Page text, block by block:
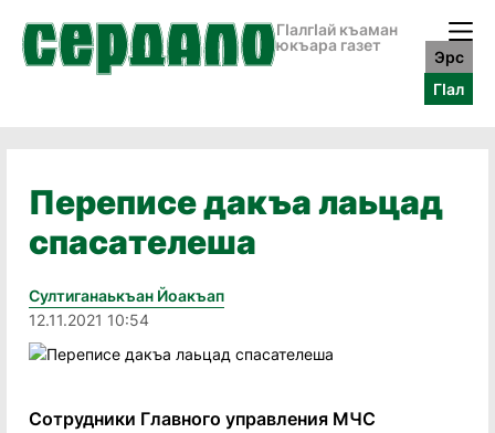
ГӀалгӀай къаман
юкъара газет
Эрс
ГӀал
Переписе дакъа лаьцад
спасателеша
Султиганаькъан Йоакъап
12.11.2021 10:54
Сотрудники Главного управления МЧС